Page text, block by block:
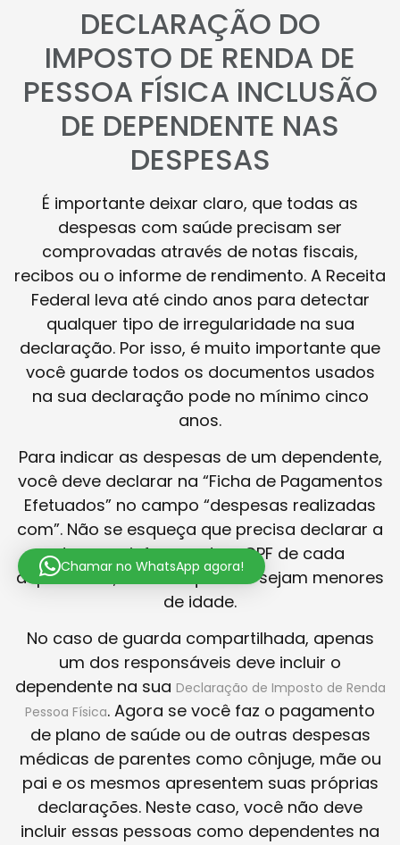
DECLARAÇÃO DO
IMPOSTO DE RENDA DE
PESSOA FÍSICA INCLUSÃO
DE DEPENDENTE NAS
DESPESAS
É importante deixar claro, que todas as
despesas com saúde precisam ser
comprovadas através de notas fiscais,
recibos ou o informe de rendimento. A Receita
Federal leva até cindo anos para detectar
qualquer tipo de irregularidade na sua
declaração. Por isso, é muito importante que
você guarde todos os documentos usados
na sua declaração pode no mínimo cinco
anos.
Para indicar as despesas de um dependente,
você deve declarar na “Ficha de Pagamentos
Efetuados” no campo “despesas realizadas
com”. Não se esqueça que precisa declarar a
despesa informando o CPF de cada
dependente, mesmo que eles sejam menores
de idade.
No caso de guarda compartilhada, apenas
um dos responsáveis deve incluir o
dependente na sua Declaração de Imposto de Renda
Pessoa Física. Agora se você faz o pagamento
de plano de saúde ou de outras despesas
médicas de parentes como cônjuge, mãe ou
pai e os mesmos apresentem suas próprias
declarações. Neste caso, você não deve
incluir essas pessoas como dependentes na
Chamar no WhatsApp agora!